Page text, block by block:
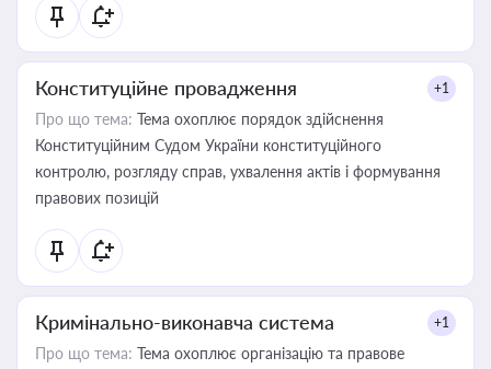
Конституційне провадження +1
Про що тема: Тема охоплює порядок здійснення
Конституційним Судом України конституційного
контролю, розгляду справ, ухвалення актів і формування
правових позицій
Кримінально-виконавча система +1
Про що тема: Тема охоплює організацію та правове